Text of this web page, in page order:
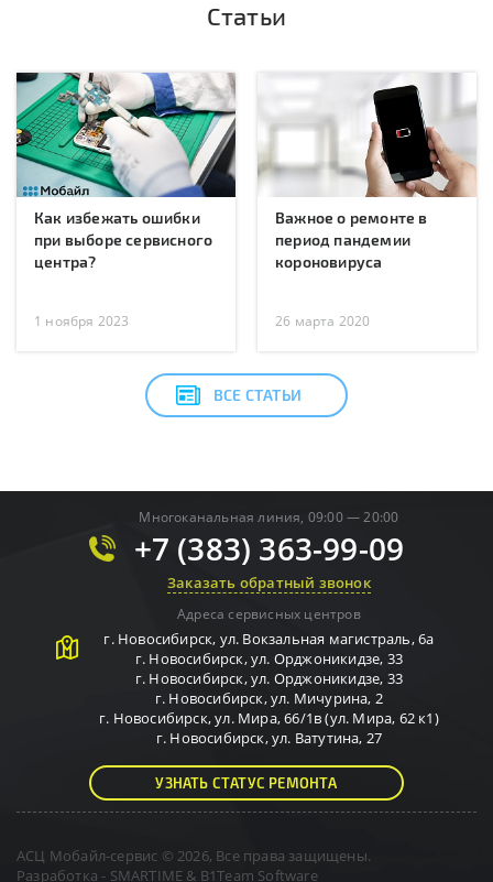
Статьи
Как избежать ошибки
при выборе сервисного
центра?
1 ноября 2023
Важное о ремонте в
период пандемии
короновируса
26 марта 2020
ВСЕ СТАТЬИ
Многоканальная линия, 09:00 — 20:00
+7 (383) 363-99-09
Заказать обратный звонок
Адреса сервисных центров
г. Новосибирск, ул. Вокзальная магистраль, 6а
г. Новосибирск,ул. Орджоникидзе, 33
г. Новосибирск,ул. Орджоникидзе, 33
г. Новосибирск,ул. Мичурина, 2
г. Новосибирск,ул. Мира, 66/1в (ул. Мира, 62 к1)
г. Новосибирск,ул. Ватутина, 27
УЗНАТЬ СТАТУС РЕМОНТА
АСЦ Мобайл-сервис © 2026, Все права защищены.
Разработка - SMARTIME & B1Team Software